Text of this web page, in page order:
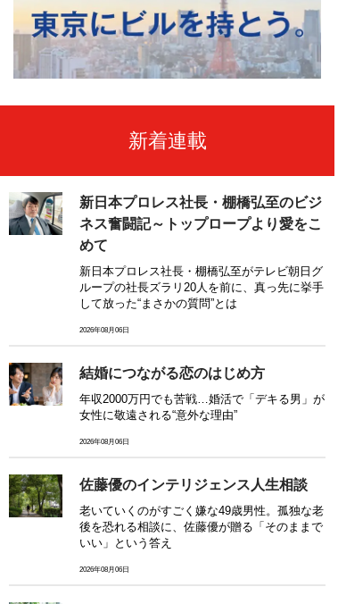
新着連載
新日本プロレス社長・棚橋弘至のビジ
ネス奮闘記～トップロープより愛をこ
めて
新日本プロレス社長・棚橋弘至がテレビ朝日グ
ループの社長ズラリ20人を前に、真っ先に挙手
して放った“まさかの質問”とは
2026年08月06日
結婚につながる恋のはじめ方
年収2000万円でも苦戦…婚活で「デキる男」が
女性に敬遠される“意外な理由”
2026年08月06日
佐藤優のインテリジェンス人生相談
老いていくのがすごく嫌な49歳男性。孤独な老
後を恐れる相談に、佐藤優が贈る「そのままで
いい」という答え
2026年08月06日